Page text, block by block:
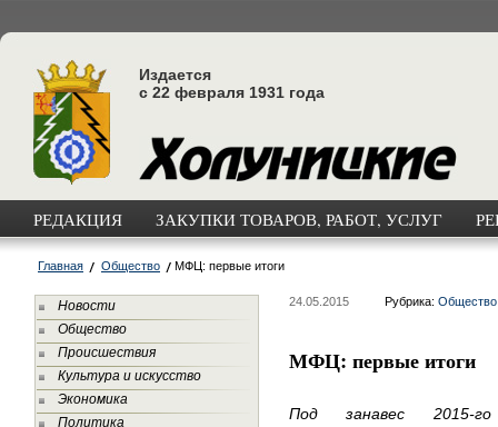
Издается
с 22 февраля 1931 года
РЕДАКЦИЯ ЗАКУПКИ ТОВАРОВ, РАБОТ, УСЛУГ
Главная Общество МФЦ: первые итоги
Новости
Общество
Происшествия
Культура и искусство
Экономика
Политика
24.05.2015 Рубрика: Общество
МФЦ: первые итоги
Под занавес 2015-